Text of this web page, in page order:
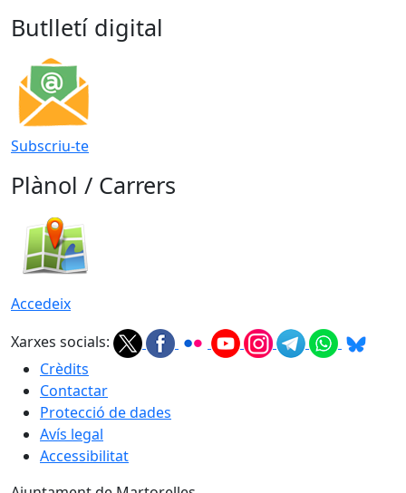
Butlletí digital
Subscriu-te
Plànol / Carrers
Accedeix
Xarxes socials:
Crèdits
Contactar
Protecció de dades
Avís legal
Accessibilitat